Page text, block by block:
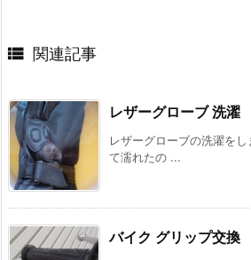
 関連記事
レザーグローブ 洗濯
レザーグローブの洗濯を
て濡れたの ...
バイク グリップ交換